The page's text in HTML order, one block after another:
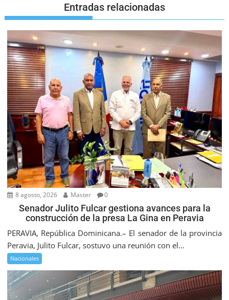
Entradas relacionadas
8 agosto, 2026 Master 0
Senador Julito Fulcar gestiona avances para la
construcción de la presa La Gina en Peravia
PERAVIA, República Dominicana.– El senador de la provincia
Peravia, Julito Fulcar, sostuvo una reunión con el...
Nacionales